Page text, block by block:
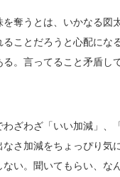
奪うとは、いかなる図
ことだろうと心配に
。言ってること矛盾し
ざわざ「いい加減」、
さ加減をちょっぴり
い。聞いてもらい、